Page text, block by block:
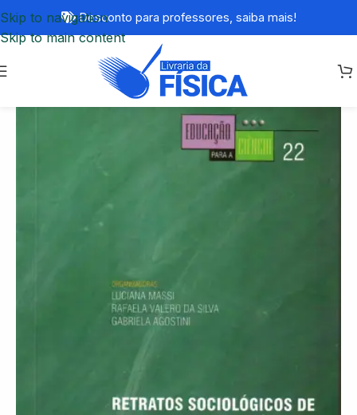
Skip to navigation
Skip to main content
Desconto para professores, saiba mais!